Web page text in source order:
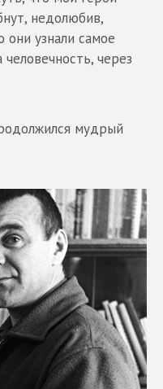
недолюбив,
они узнали самое
через
мудрый